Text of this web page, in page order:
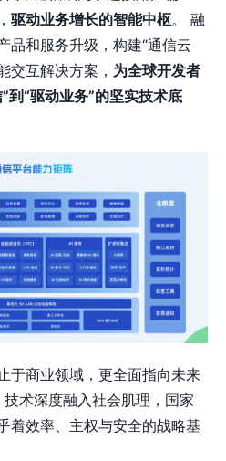
驱动业务增长的智能中枢。 融
品和服务升级，构建“通信云
交互解决方案， 为全球开发者
到“驱动业务”的坚实技术底
于商业领域，更全面指向未来
术深度融入社会肌理，国家
着效率、主权与安全的战略基